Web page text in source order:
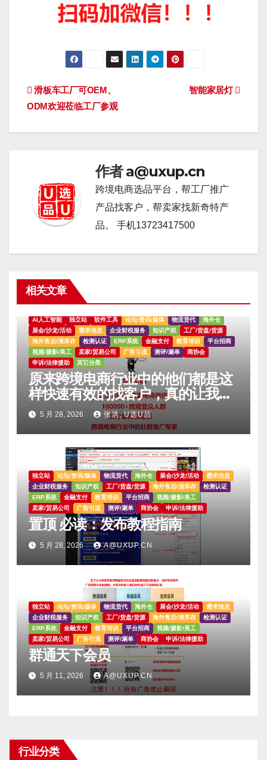
文
智能家居灯
滑板车工厂可OEM、
ODM欢迎莅临工厂参观
作者a@uxup.cn
跨境电商选品平台，帮工厂推广
产品找客户，帮卖家找新奇特产
品。 手机13723417500
相关文章
AI人工智能 独立站 软件工具 论坛/资讯/媒体 物流货代
海外仓
展会/沙龙/活动
需求信息 企业财税服务 知识产权
工厂/货盘/货源
海外售后/清库存
检测认证 ERP系统 金融支付 教育培训
平台招商
视频/摄影/美工
卖家/贸易公司 广告引流 测评/涮单
商协会
申诉/法律援助
其它分类
原来跨境电商行业中的他们都是这
样快速有效的找客户，真的让我大
吃一惊。。。。
5 月 28, 2026 张洪, U选U品
独立站 论坛/资讯/媒体 物流货代 海外仓 展会/沙龙/活动
需求信息
企业财税服务
知识产权 工厂/货盘/货源 海外售后/清库存
检测认证
ERP系统
金融支付 教育培训 平台招商
视频/摄影/美工
卖家/贸易公司
广告引流 测评/涮单 商协会 申诉/法律援助
置顶 必读：发布教程指南
5 月 28, 2026 A@UXUP.CN
独立站 论坛/资讯/媒体 物流货代 海外仓 展会/沙龙/活动
需求信息
企业财税服务
知识产权 工厂/货盘/货源 海外售后/清库存
检测认证
ERP系统
金融支付 教育培训 平台招商
视频/摄影/美工
卖家/贸易公司
广告引流 测评/涮单 商协会 申诉/法律援助
群通天下会员
5 月 11, 2026 A@UXUP.CN
行业分类